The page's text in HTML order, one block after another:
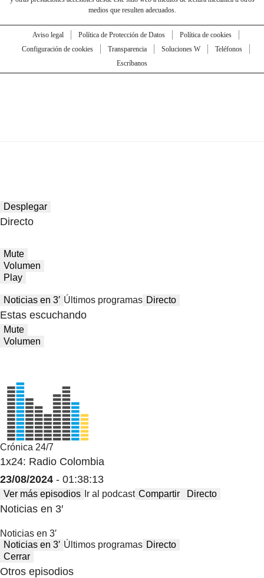
medios que resulten adecuados.
Aviso legal Política de Protección de Datos
Política de cookies
Configuración de cookies
Transparencia Soluciones W
Teléfonos
Escríbanos
Desplegar
Directo
Mute
Volumen
Play
Noticias en 3′ Últimos programas Directo
Estas escuchando
Mute
Volumen
Crónica 24/7
1x24: Radio Colombia
23/08/2024 - 01:38:13
Ver más episodios Ir al podcast Compartir Directo
Noticias en 3′
Noticias en 3′
Noticias en 3′ Últimos programas Directo
Cerrar
Otros episodios